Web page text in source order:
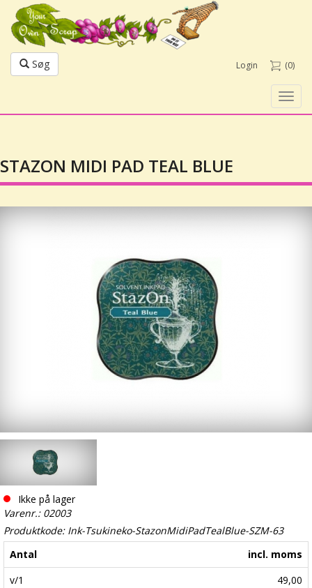
Søg Login (0)
STAZON MIDI PAD TEAL BLUE
Ikke på lager
Varenr.: 02003
Produktkode: Ink-Tsukineko-StazonMidiPadTealBlue-SZM-63
Antal
incl. moms
v/1
49,00